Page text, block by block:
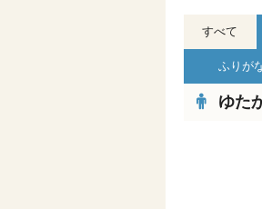
すべて
ふりが
ゆた